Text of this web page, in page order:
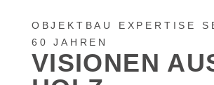
OBJEKTBAU EXPERTISE
60 JAHREN
VISIONEN